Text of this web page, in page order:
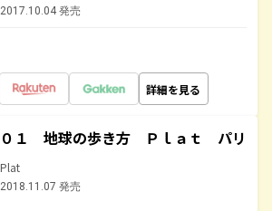
2017.10.04 発売
詳細を見る
０１ 地球の歩き方 Ｐｌａｔ パリ
Plat
2018.11.07 発売